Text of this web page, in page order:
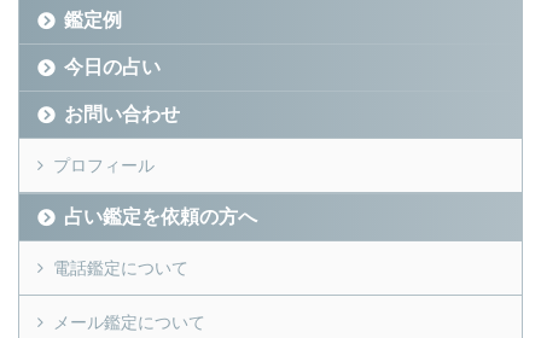
鑑定例
今日の占い
お問い合わせ
プロフィール
占い鑑定を依頼の方へ
電話鑑定について
メール鑑定について